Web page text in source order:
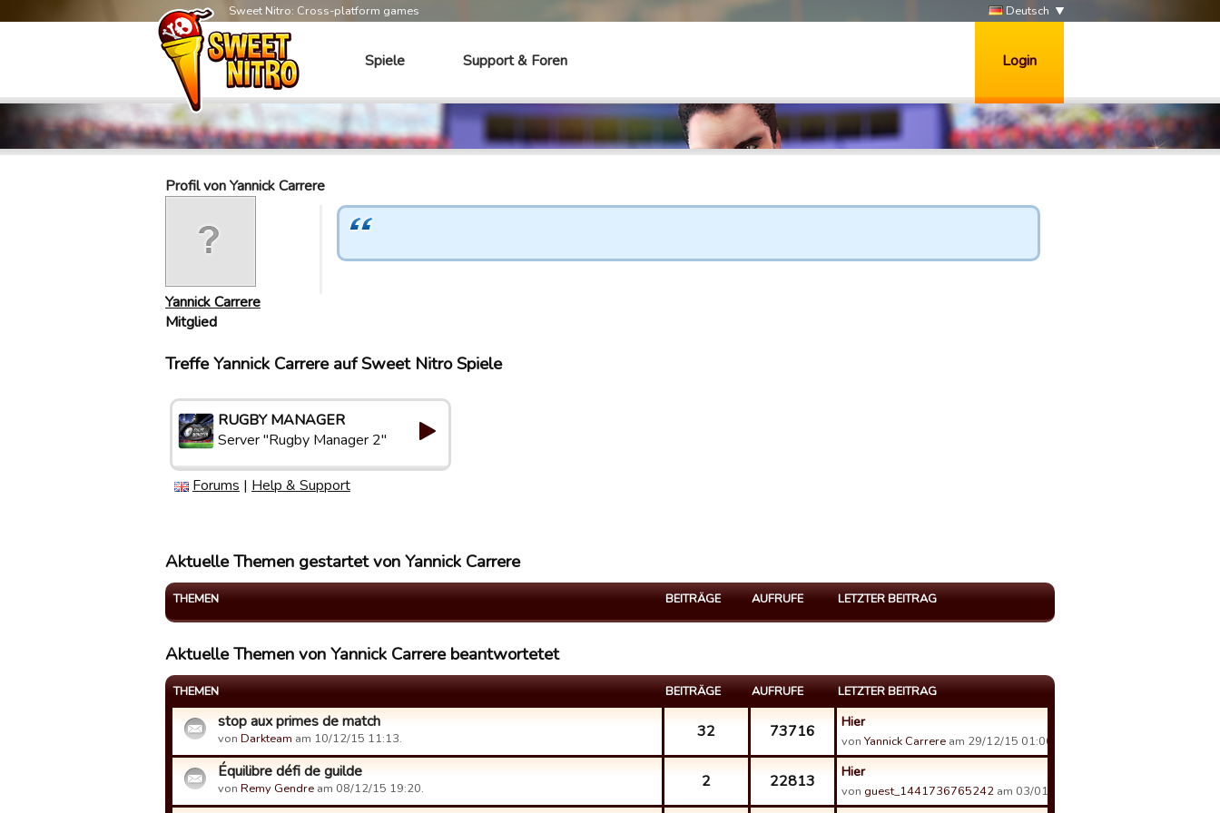
Sweet Nitro: Cross-platform games Deutsch
Spiele Support & Foren Login
Profil von Yannick Carrere
Yannick Carrere
Mitglied
Treffe Yannick Carrere auf Sweet Nitro Spiele
RUGBY MANAGER
Server "Rugby Manager 2"
Forums | Help & Support
Aktuelle Themen gestartet von Yannick Carrere
THEMEN BEITRÄGE AUFRUFE LETZTER BEITRAG
Aktuelle Themen von Yannick Carrere beantwortetet
THEMEN BEITRÄGE AUFRUFE LETZTER BEITRAG
stop aux primes de match
von Darkteam am 10/12/15 11:13. 32 73716 Hier
von Yannick Carrere am 29/12/15 01:06.
Équilibre défi de guilde
von Remy Gendre am 08/12/15 19:20. 2 22813 Hier
von guest_1441736765242 am 03/01/16 16:51.